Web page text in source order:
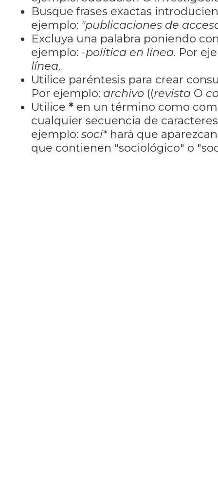
Busque frases exactas
ejemplo: "publicaciones de
Excluya una palabra poniendo
ejemplo: -política en línea. Por
línea.
Utilice paréntesis para crear
Por ejemplo: archivo ((revista O
Utilice *en un término como
cualquier secuencia de
ejemplo: soci*hará que
que contienen "sociológico" o